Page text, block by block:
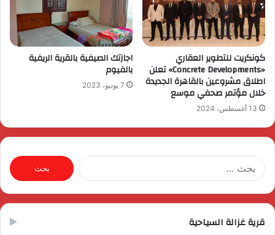
كونكريت للتطوير العقاري
«Concrete Developments» تعلن
اطلاق مشروعين بالقاهرة الجديدة
خلال مؤتمر صحفي موسع
13 أغسطس، 2024
اجازتك الصيفية بالقرية الريفية
بالفيوم
7 يونيو، 2023
البحث
عن:
قرية غزالة السياحية